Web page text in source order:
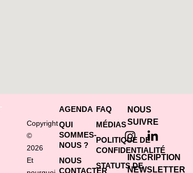
Copyright
©
2026
Et
AGENDA
QUI
SOMMES-
NOUS ?
NOUS
CONTACTER
FAQ
MÉDIAS
POLITIQUE DE
CONFIDENTIALITÉ
STATUTS DE
NOUS
SUIVRE
INSCRIPTION
NEWSLETTER